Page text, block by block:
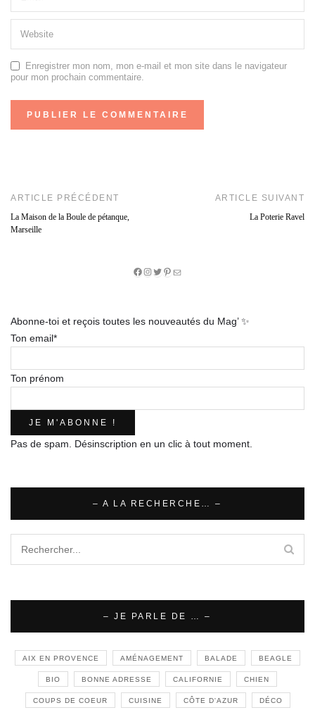
Enregistrer mon nom, mon e-mail et mon site dans le navigateur
pour mon prochain commentaire.
ARTICLE PRÉCÉDENT
La Maison de la Boule de pétanque,
Marseille
ARTICLE SUIVANT
La Poterie Ravel
Facebook
Instagram
Twitter
Pinterest
E-
Abonne-toi et reçois toutes les nouveautés du Mag’ ✨
Ton email*
Ton prénom
Pas de spam. Désinscription en un clic à tout moment.
– A LA RECHERCHE… –
– JE PARLE DE … –
AIX EN PROVENCE AMÉNAGEMENT BALADE BEAGLE
BIO BONNE ADRESSE CALIFORNIE CHIEN
COUPS DE COEUR CUISINE CÔTE D'AZUR DÉCO